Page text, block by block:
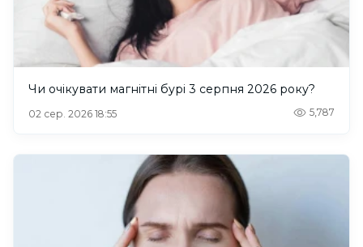
Чи очікувати магнітні бурі 3 серпня 2026 року?
02 сер. 2026 18:55 5,787